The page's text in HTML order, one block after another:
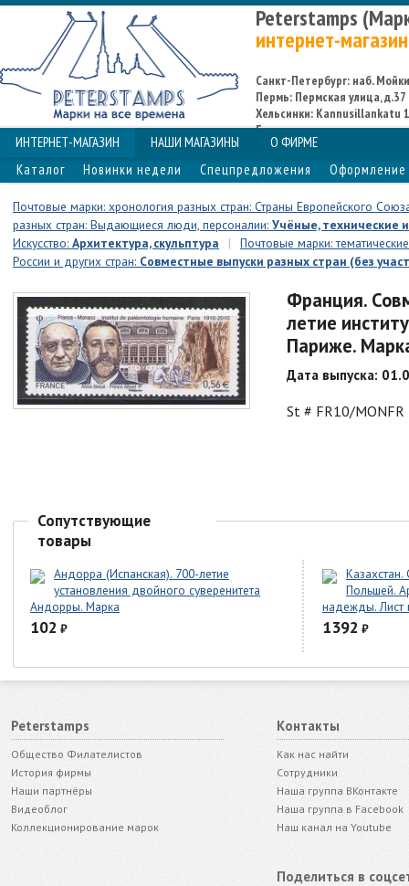
Peterstamps
интернет-магазин
Санкт-Петербург: наб.
Пермь: Пермская улица, д.37
Хельсинки: Kannusillankatu
Espoo
ИНТЕРНЕТ-МАГАЗИН НАШИ МАГАЗИНЫ
О ФИРМЕ
Каталог
Новинки недели Спецпредложения Оформление
Почтовые марки: хронология разных стран: Страны Европейского
разных стран: Выдающиеся люди, персоналии: Учёные, технические
Искусство: Архитектура, скульптура |
Почтовые марки:
России и других стран: Совместные выпуски разных стран (без
Франция.
летие
Париже.
Дата выпуска:
St # FR10/MONFR
Сопутствующие
товары
Андорра (Испанская). 700-летие
установления двойного суверенитета
Андорры. Марка
102 ₽
Польшей.
надежды. Лист
1392 ₽
Peterstamps
Общество Филателистов
История фирмы
Наши партнёры
Видеоблог
Коллекционирование марок
Контакты
Как нас найти
Сотрудники
Наша группа ВКонтакте
Наша группа в Facebook
Наш канал на Youtube
Поделиться в